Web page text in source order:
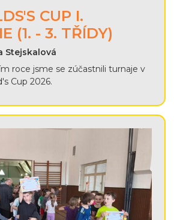
CUP I.
(1. - 3. TŘÍDY)
Stejskalová
roce jsme se zúčastnili turnaje v
Cup 2026.